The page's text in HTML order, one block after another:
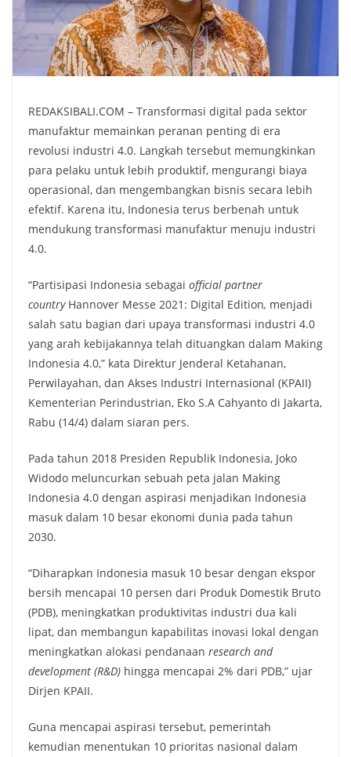
REDAKSIBALI.COM – Transformasi digital pada sektor
manufaktur memainkan peranan penting di era
revolusi industri 4.0. Langkah tersebut memungkinkan
para pelaku untuk lebih produktif, mengurangi biaya
operasional, dan mengembangkan bisnis secara lebih
efektif. Karena itu, Indonesia terus berbenah untuk
mendukung transformasi manufaktur menuju industri
4.0.
“Partisipasi Indonesia sebagai official partner
country Hannover Messe 2021: Digital Edition, menjadi
salah satu bagian dari upaya transformasi industri 4.0
yang arah kebijakannya telah dituangkan dalam Making
Indonesia 4.0,” kata Direktur Jenderal Ketahanan,
Perwilayahan, dan Akses Industri Internasional (KPAII)
Kementerian Perindustrian, Eko S.A Cahyanto di Jakarta,
Rabu (14/4) dalam siaran pers.
Pada tahun 2018 Presiden Republik Indonesia, Joko
Widodo meluncurkan sebuah peta jalan Making
Indonesia 4.0 dengan aspirasi menjadikan Indonesia
masuk dalam 10 besar ekonomi dunia pada tahun
2030.
“Diharapkan Indonesia masuk 10 besar dengan ekspor
bersih mencapai 10 persen dari Produk Domestik Bruto
(PDB), meningkatkan produktivitas industri dua kali
lipat, dan membangun kapabilitas inovasi lokal dengan
meningkatkan alokasi pendanaan research and
development (R&D) hingga mencapai 2% dari PDB,” ujar
Dirjen KPAII.
Guna mencapai aspirasi tersebut, pemerintah
kemudian menentukan 10 prioritas nasional dalam